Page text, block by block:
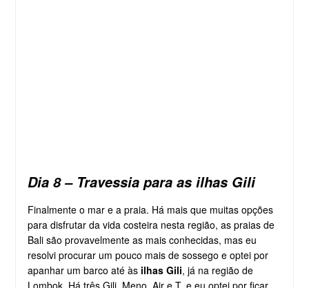
Dia 8 – Travessia para as ilhas Gili
Finalmente o mar e a praia. Há mais que muitas opções
para disfrutar da vida costeira nesta região, as praias de
Bali são provavelmente as mais conhecidas, mas eu
resolvi procurar um pouco mais de sossego e optei por
apanhar um barco até àsilhas Gili, já na região de
Lombok. Há três Gili, Meno, Air e T, e eu optei por ficar